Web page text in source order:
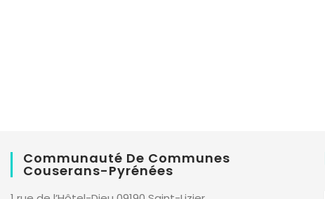
Communauté De Communes
Couserans-Pyrénées